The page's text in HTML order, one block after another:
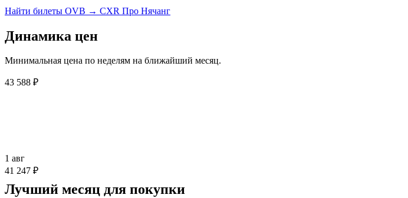
Найти билеты OVB → CXR Про Нячанг
Динамика цен
Минимальная цена по неделям на ближайший месяц.
43 588 ₽
1 авг
41 247 ₽
Лучший месяц для покупки